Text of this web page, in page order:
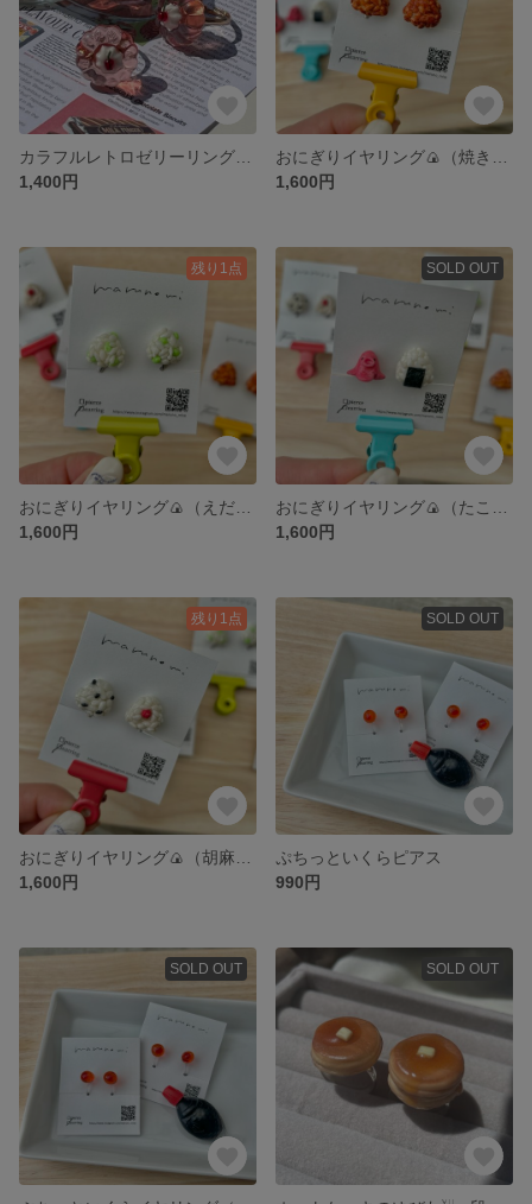
1,400円
1,600円
残り1点
1,600円
SOLD OUT
1,600円
残り1点
1,600円
SOLD OUT
ぷちっといくらピアス
990円
SOLD OUT SOLD OUT